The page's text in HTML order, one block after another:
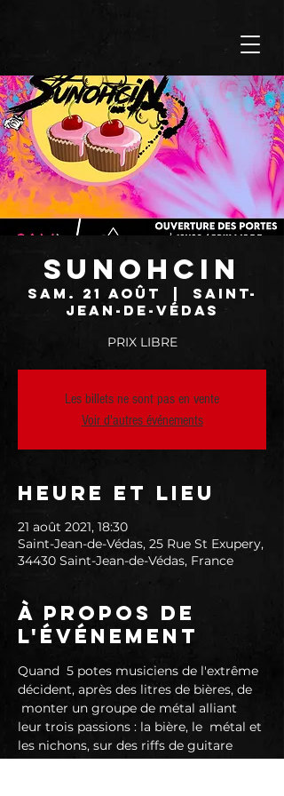
SUNOHCIN
sam. 21 août
Saint-
Jean-de-Védas
PRIX LIBRE
Les billets ne sont pas en vente
Voir d'autres événements
Heure et lieu
21 août 2021, 18:30
Saint-Jean-de-Védas, 25 Rue St Exupery,
34430 Saint-Jean-de-Védas, France
À propos de
l'événement
Quand  5 potes musiciens de l'extrême
décident, après des litres de bières, de
monter un groupe de métal alliant
leur trois passions : la bière, le  métal et
les nichons, sur des riffs de guitare
biens lourds et une voie  grasse